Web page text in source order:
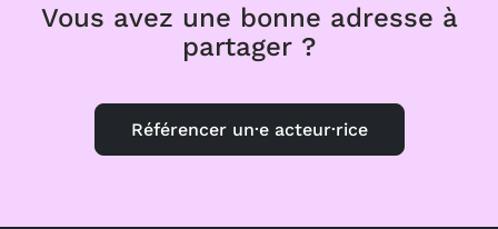
Vous avez une bonne adresse à
partager ?
Référencer un·e acteur·rice